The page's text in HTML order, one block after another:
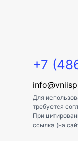
+7
Для
требуется
При
ссылка (на